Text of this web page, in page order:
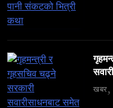
६ महिनामा ३३३
खबर